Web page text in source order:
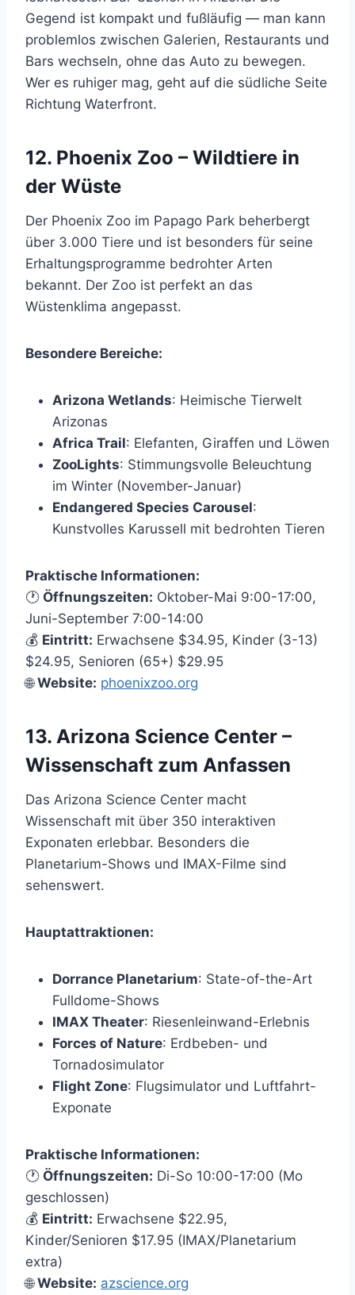
Gegend ist kompakt und fußläufig — man kann
problemlos zwischen Galerien, Restaurants und
Bars wechseln, ohne das Auto zu bewegen.
Wer es ruhiger mag, geht auf die südliche Seite
Richtung Waterfront.
12. Phoenix Zoo – Wildtiere in
der Wüste
Der Phoenix Zoo im Papago Park beherbergt
über 3.000 Tiere und ist besonders für seine
Erhaltungsprogramme bedrohter Arten
bekannt. Der Zoo ist perfekt an das
Wüstenklima angepasst.
Besondere Bereiche:
Arizona Wetlands: Heimische Tierwelt
Arizonas
Africa Trail: Elefanten, Giraffen und Löwen
ZooLights: Stimmungsvolle Beleuchtung
im Winter (November-Januar)
Endangered Species Carousel:
Kunstvolles Karussell mit bedrohten Tieren
Praktische Informationen:
🕐 Öffnungszeiten: Oktober-Mai 9:00-17:00,
Juni-September 7:00-14:00
💰 Eintritt: Erwachsene $34.95, Kinder (3-13)
$24.95, Senioren (65+) $29.95
🌐Website: phoenixzoo.org
13. Arizona Science Center –
Wissenschaft zum Anfassen
Das Arizona Science Center macht
Wissenschaft mit über 350 interaktiven
Exponaten erlebbar. Besonders die
Planetarium-Shows und IMAX-Filme sind
sehenswert.
Hauptattraktionen:
Dorrance Planetarium: State-of-the-Art
Fulldome-Shows
IMAX Theater: Riesenleinwand-Erlebnis
Forces of Nature: Erdbeben- und
Tornadosimulator
Flight Zone: Flugsimulator und Luftfahrt-
Exponate
Praktische Informationen:
🕐 Öffnungszeiten: Di-So 10:00-17:00 (Mo
geschlossen)
💰 Eintritt: Erwachsene $22.95,
Kinder/Senioren $17.95 (IMAX/Planetarium
extra)
🌐Website: azscience.org